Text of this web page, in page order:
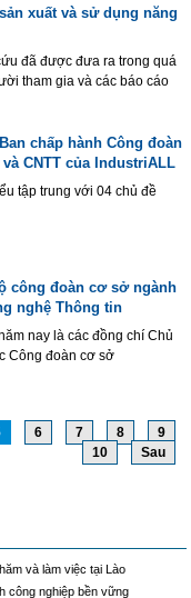
xuất và sử dụng năng
đã được đưa ra trong quá
tham gia và các báo cáo
chấp hành Công đoàn
CNTT của IndustriALL
tập trung với 04 chủ đề
công đoàn cơ sở ngành
nghệ Thông tin
nay là các đồng chí Chủ
Công đoàn cơ sở
6 7 8
9
10
Sau
và làm việc tại Lào
công nghiệp bền vững